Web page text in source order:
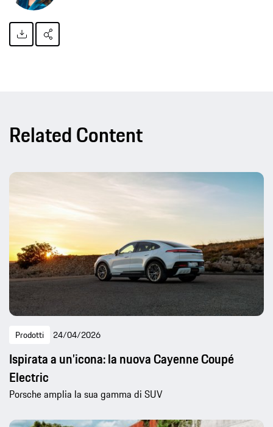
Related Content
Prodotti 24/04/2026
Ispirata a un’icona: la nuova Cayenne Coupé
Electric
Porsche amplia la sua gamma di SUV